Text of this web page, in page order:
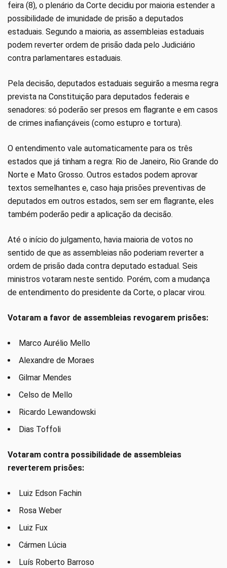
feira (8), o plenário da Corte decidiu por maioria estender a
possibilidade de imunidade de prisão a deputados
estaduais. Segundo a maioria, as assembleias estaduais
podem reverter ordem de prisão dada pelo Judiciário
contra parlamentares estaduais.
Pela decisão, deputados estaduais seguirão a mesma regra
prevista na Constituição para deputados federais e
senadores: só poderão ser presos em flagrante e em casos
de crimes inafiançáveis (como estupro e tortura).
O entendimento vale automaticamente para os três
estados que já tinham a regra: Rio de Janeiro, Rio Grande do
Norte e Mato Grosso. Outros estados podem aprovar
textos semelhantes e, caso haja prisões preventivas de
deputados em outros estados, sem ser em flagrante, eles
também poderão pedir a aplicação da decisão.
Até o início do julgamento, havia maioria de votos no
sentido de que as assembleias não poderiam reverter a
ordem de prisão dada contra deputado estadual. Seis
ministros votaram neste sentido. Porém, com a mudança
de entendimento do presidente da Corte, o placar virou.
Votaram a favor de assembleias revogarem prisões:
Marco Aurélio Mello
Alexandre de Moraes
Gilmar Mendes
Celso de Mello
Ricardo Lewandowski
Dias Toffoli
Votaram contra possibilidade de assembleias
reverterem prisões:
Luiz Edson Fachin
Rosa Weber
Luiz Fux
Cármen Lúcia
Luís Roberto Barroso